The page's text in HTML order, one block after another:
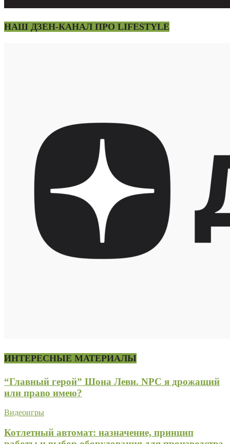
НАШ ДЗЕН-КАНАЛ ПРО LIFESTYLE
ИНТЕРЕСНЫЕ МАТЕРИАЛЫ
“Главный герой” Шона Леви. NPC я дрожащий
или право имею?
Видеоигры
Котлетный автомат: назначение, принцип